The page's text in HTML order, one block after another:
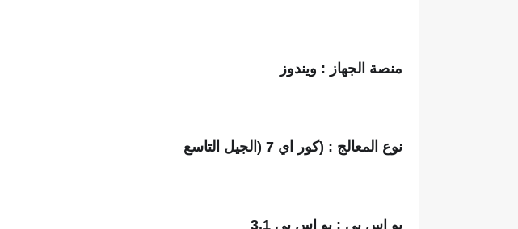
منصة الجهاز : ويندوز
نوع المعالج : (كور اي 7 (الجيل التاسع
يو إس بي : يو اس بي 3.1